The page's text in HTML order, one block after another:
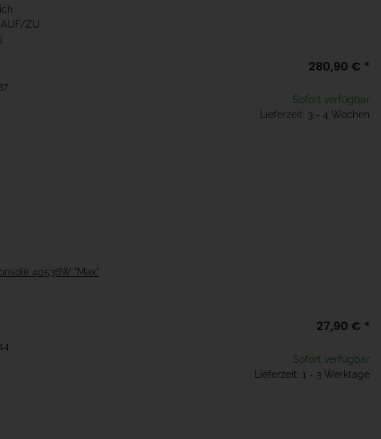
ZU
280,90 € *
Sofort verfügbar
Lieferzeit: 3 - 4 Wochen
40536W "Max"
27,90 € *
Sofort verfügbar
Lieferzeit: 1 - 3 Werktage